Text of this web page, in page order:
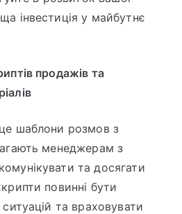
інвестиція у майбутнє
продажів та
шаблони розмов з
менеджерам з
та досягати
повинні бути
та враховувати